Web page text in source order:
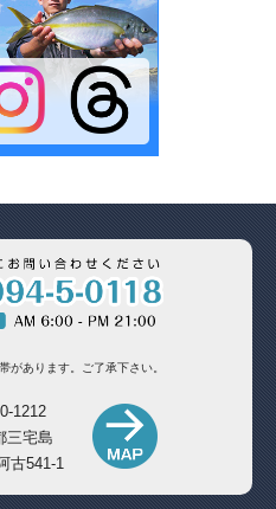
があります。 ご了承下さい。
1212
三宅島
古541-1